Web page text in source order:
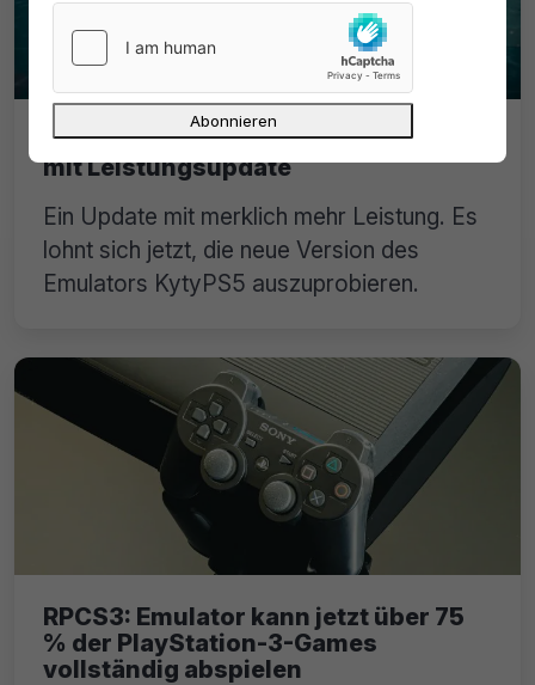
KytyPS5: PS5-Emulator für Windows
mit Leistungsupdate
Ein Update mit merklich mehr Leistung. Es
lohnt sich jetzt, die neue Version des
Emulators KytyPS5 auszuprobieren.
RPCS3: Emulator kann jetzt über 75
% der PlayStation-3-Games
vollständig abspielen